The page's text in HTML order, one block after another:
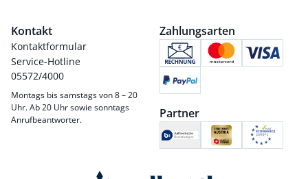
Kontakt
Kontaktformular
Service-Hotline
05572/4000
Montags bis samstags von 8 – 20
Uhr. Ab 20 Uhr sowie sonntags
Anrufbeantworter.
Zahlungsarten
Partner